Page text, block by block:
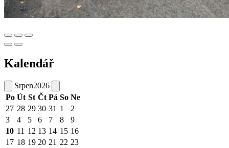
Kalendář
Srpen2026
Po Út St Čt Pá So Ne
27 28 29 30 31 1
2
3
4 5 6 7 8
9
10 11 12 13 14 15 16
17 18 19 20 21 22 23